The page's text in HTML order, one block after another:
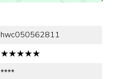
hwc050562811
★★★★★
****